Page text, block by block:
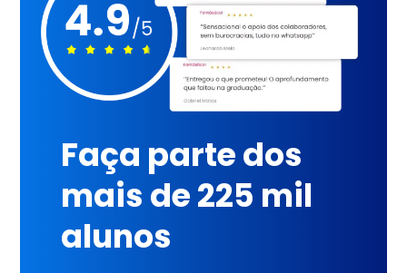
Faça parte dos
mais de 225 mil
alunos